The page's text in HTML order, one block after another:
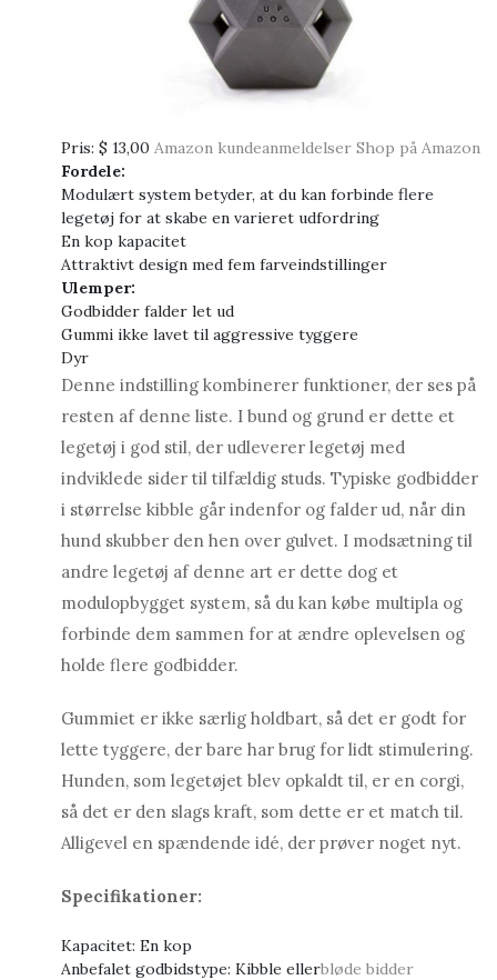
Pris: $ 13,00 Amazon kundeanmeldelser Shop på Amazon
Fordele:
Modulært system betyder, at du kan forbinde flere
legetøj for at skabe en varieret udfordring
En kop kapacitet
Attraktivt design med fem farveindstillinger
Ulemper:
Godbidder falder let ud
Gummi ikke lavet til aggressive tyggere
Dyr
Denne indstilling kombinerer funktioner, der ses på
resten af ​​denne liste. I bund og grund er dette et
legetøj i god stil, der udleverer legetøj med
indviklede sider til tilfældig studs. Typiske godbidder
i størrelse kibble går indenfor og falder ud, når din
hund skubber den hen over gulvet. I modsætning til
andre legetøj af denne art er dette dog et
modulopbygget system, så du kan købe multipla og
forbinde dem sammen for at ændre oplevelsen og
holde flere godbidder.
Gummiet er ikke særlig holdbart, så det er godt for
lette tyggere, der bare har brug for lidt stimulering.
Hunden, som legetøjet blev opkaldt til, er en corgi,
så det er den slags kraft, som dette er et match til.
Alligevel en spændende idé, der prøver noget nyt.
Specifikationer:
Kapacitet: En kop
Anbefalet godbidstype: Kibble ellerbløde bidder